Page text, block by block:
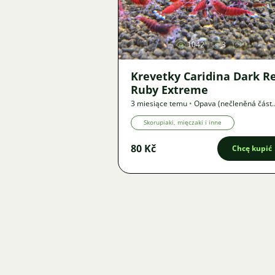
Zdjęcie
1042 3
Krevetky Caridina Dark
Ruby Extreme
3 miesiące temu • Opava (nečleněná část
města),? km•Oferta
Skorupiaki, mięczaki i inne
80 Kč Chcę kupić